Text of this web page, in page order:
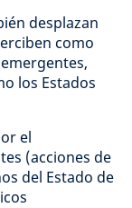
desplazan
como
los Estados
el
(acciones de
del Estado de